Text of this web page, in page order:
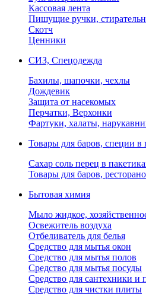
Кассовая лента
Пишущие ручки,
Скотч
Ценники
СИЗ, Спецодежда
Бахилы, шапочки, чехлы
Дождевик
Защита от насекомых
Перчатки, Верхонки
Фартуки, халаты,
Товары для баров, специи в
Сахар соль перец в
Товары для баров,
Бытовая химия
Мыло жидкое,
Освежитель воздуха
Отбеливатель для белья
Средство для мытья окон
Средство для мытья полов
Средство для мытья посуды
Средство для сантехники и
Средство для чистки плиты